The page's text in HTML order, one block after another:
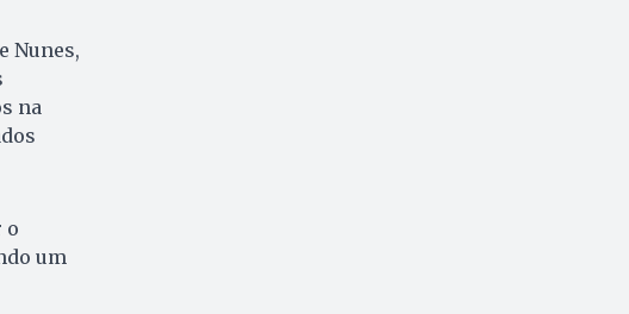
Nunes,
na
o
um